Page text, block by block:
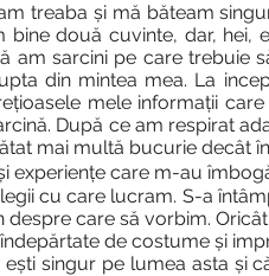
treaba și mă băteam
două cuvinte, dar,
am sarcini pe care trebuie
din mintea mea. La
mele informații
După ce am respirat
mai multă bucurie decât
experiențe care m-au
cu care lucram. S-a
care să vorbim.
de costume și
singur pe lumea asta și